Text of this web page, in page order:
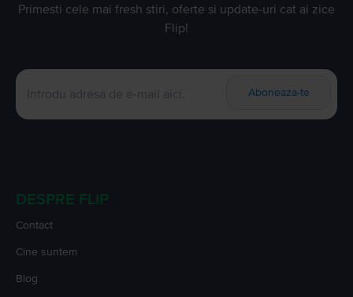
Primesti cele mai fresh stiri, oferte si update-uri cat ai zice
Flip!
Aboneaza-te
DESPRE FLIP
Contact
Cine suntem
Blog